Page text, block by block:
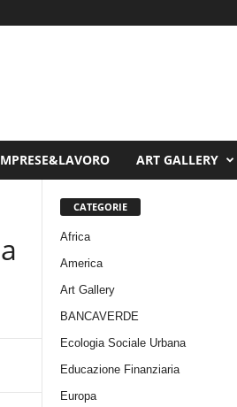
ART GALLERY
CATEGORIE
Africa
America
Art Gallery
BANCAVERDE
Ecologia Sociale Urbana
Educazione Finanziaria
Europa